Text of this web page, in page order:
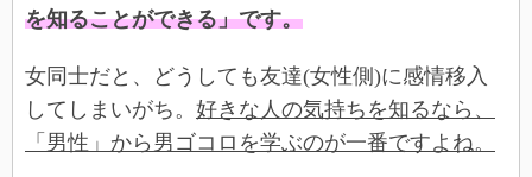
を知ることができる」です。
女同士だと、どうしても友達(女性側)に感情移入
してしまいがち。 好きな人の気持ちを知るなら、
「男性」から男ゴコロを学ぶのが一番ですよね。